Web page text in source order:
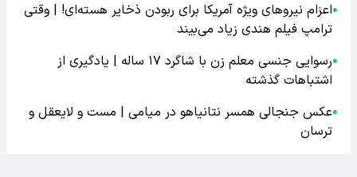
●اعزام نیروهای ویژه آمریکا برای ربودن ذخایر هسته‌ای! | وقتی
ترامپ فیلم هندی زیاد می‌بیند
●
رسوایی جنسی معلم زن با شاگرد ۱۷ ساله | یادگیری از
اشتباهات گذشته
●عکس جنجالی همسر نتانیاهو در میامی | مست و لایعقل و
ترسان